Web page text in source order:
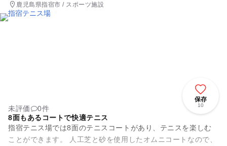
鹿児島県指宿市 / スポーツ施設
保存
10
未評価
0件
8面もあるコートで快適テニス
指宿テニス場では8面のテニスコートがあり、テニスを楽しむ
ことができます。 人工芝と砂を使用したオムニコートなので、